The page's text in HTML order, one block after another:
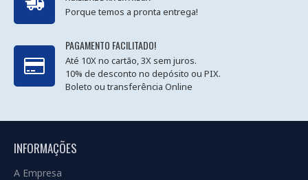
Porque temos a pronta entrega!
PAGAMENTO FACILITADO!
Até 10X no cartão, 3X sem juros.
10% de desconto no depósito ou PIX.
Boleto ou transferência Online
INFORMAÇÕES
A Empresa